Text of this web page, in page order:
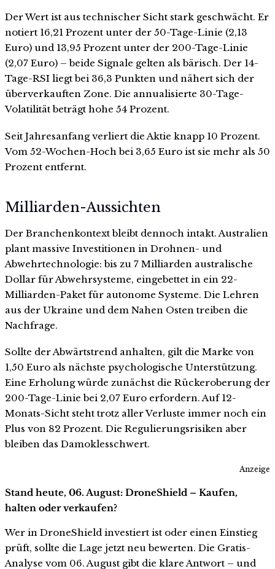
Der Wert ist aus technischer Sicht stark geschwächt. Er
notiert 16,21 Prozent unter der 50-Tage-Linie (2,13
Euro) und 13,95 Prozent unter der 200-Tage-Linie
(2,07 Euro) – beide Signale gelten als bärisch. Der 14-
Tage-RSI liegt bei 36,3 Punkten und nähert sich der
überverkauften Zone. Die annualisierte 30-Tage-
Volatilität beträgt hohe 54 Prozent.
Seit Jahresanfang verliert die Aktie knapp 10 Prozent.
Vom 52-Wochen-Hoch bei 3,65 Euro ist sie mehr als 50
Prozent entfernt.
Milliarden-Aussichten
Der Branchenkontext bleibt dennoch intakt. Australien
plant massive Investitionen in Drohnen- und
Abwehrtechnologie: bis zu 7 Milliarden australische
Dollar für Abwehrsysteme, eingebettet in ein 22-
Milliarden-Paket für autonome Systeme. Die Lehren
aus der Ukraine und dem Nahen Osten treiben die
Nachfrage.
Sollte der Abwärtstrend anhalten, gilt die Marke von
1,50 Euro als nächste psychologische Unterstützung.
Eine Erholung würde zunächst die Rückeroberung der
200-Tage-Linie bei 2,07 Euro erfordern. Auf 12-
Monats-Sicht steht trotz aller Verluste immer noch ein
Plus von 82 Prozent. Die Regulierungsrisiken aber
bleiben das Damoklesschwert.
Anzeige
Stand heute, 06. August: DroneShield – Kaufen,
halten oder verkaufen?
Wer in DroneShield investiert ist oder einen Einstieg
prüft, sollte die Lage jetzt neu bewerten. Die Gratis-
Analyse vom 06. August gibt die klare Antwort – und